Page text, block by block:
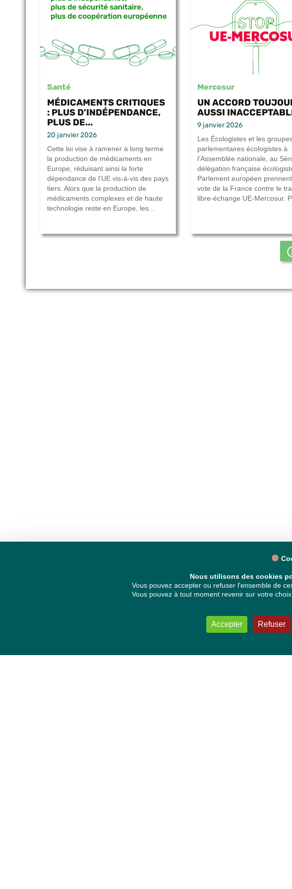
Santé
MÉDICAMENTS CRITIQUES
: PLUS D’INDÉPENDANCE,
PLUS DE...
20 janvier 2026
Cette loi vise à ramener à long terme
la production de médicaments en
Europe, réduisant ainsi la forte
dépendance de l’UE vis-à-vis des pays
tiers. Alors que la production de
médicaments complexes et de haute
technologie reste en Europe, les...
Mercosur
UN ACCORD
AUSSI
9 janvier 2026
Les Écologistes et les
parlementaires écologistes à
l’Assemblée nationale, au
délégation française
Parlement européen
vote de la France contre le
libre-échange UE-Mercosur.
Nous utilisons des cookies
Vous pouvez accepter ou refuser l'ensemble de
Vous pouvez à tout moment revenir sur votre
Accepter Refuser